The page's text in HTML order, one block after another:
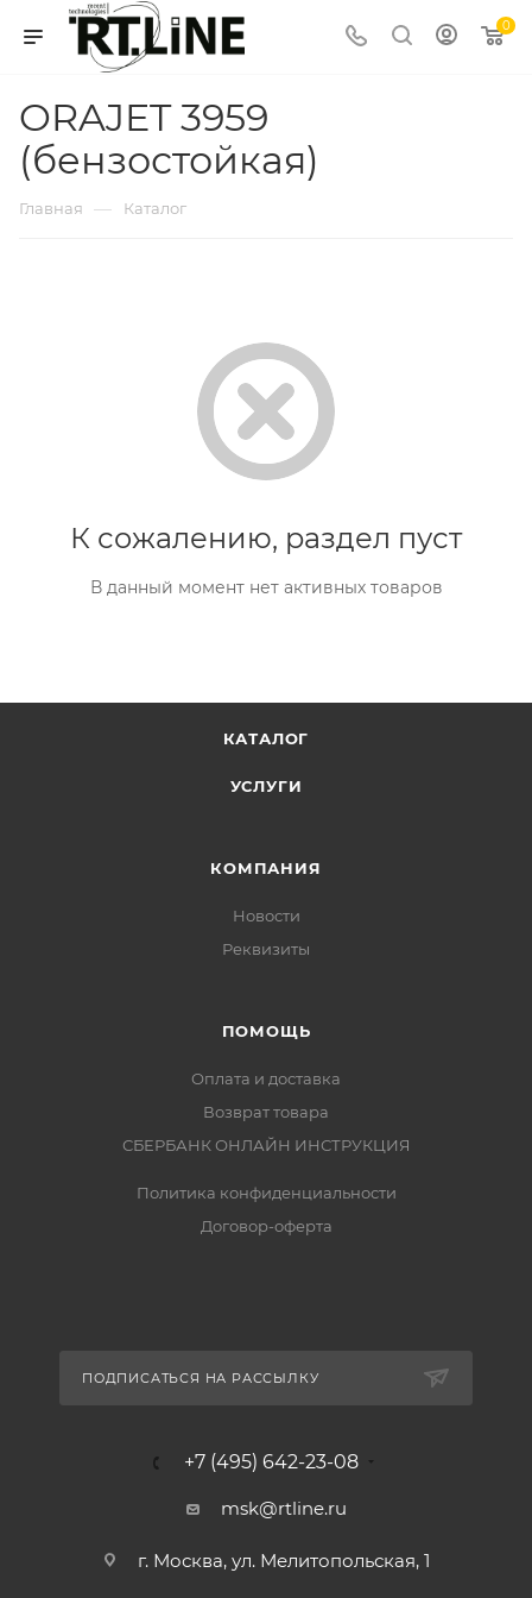
0
ORAJET 3959
(бензостойкая)
Главная — Каталог
К сожалению, раздел пуст
В данный момент нет активных товаров
КАТАЛОГ
УСЛУГИ
КОМПАНИЯ
Новости
Реквизиты
ПОМОЩЬ
Оплата и доставка
Возврат товара
СБЕРБАНК ОНЛАЙН ИНСТРУКЦИЯ
Политика конфиденциальности
Договор-оферта
ПОДПИСАТЬСЯ НА РАССЫЛКУ
+7 (495) 642-23-08
msk@rtline.ru
г. Москва, ул. Мелитопольская, 1